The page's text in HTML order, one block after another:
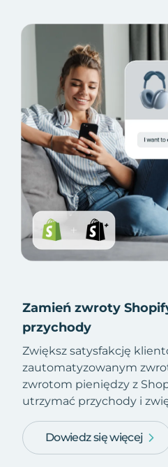
Zamień zwroty
przychody
Zwiększ satysfakcję
zautomatyzowanym
zwrotom pieniędzy z
utrzymać przychody i
Dowiedz się więcej